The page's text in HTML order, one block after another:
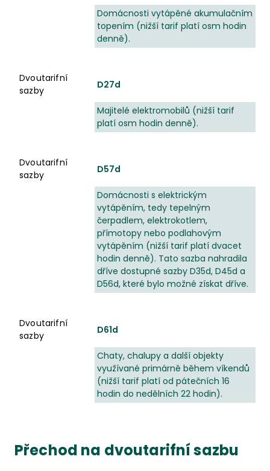
Domácnosti vytápěné akumulačním
topením (nižší tarif platí osm hodin
denně).
Dvoutarifní
sazby
D27d
Majitelé elektromobilů (nižší tarif
platí osm hodin denně).
Dvoutarifní
sazby
D57d
Domácnosti s elektrickým
vytápěním, tedy tepelným
čerpadlem, elektrokotlem,
přímotopy nebo podlahovým
vytápěním (nižší tarif platí dvacet
hodin denně). Tato sazba nahradila
dříve dostupné sazby D35d, D45d a
D56d, které bylo možné získat dříve.
Dvoutarifní
sazby
D61d
Chaty, chalupy a další objekty
využívané primárně během víkendů
(nižší tarif platí od pátečních 16
hodin do nedělních 22 hodin).
Přechod na dvoutarifní sazbu